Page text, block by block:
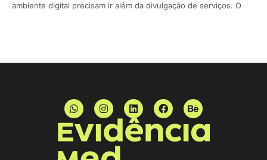
ambiente digital precisam ir além da divulgação de serviços. O